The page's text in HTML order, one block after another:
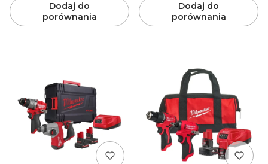
Dodaj do
porównania
Dodaj do
porównania